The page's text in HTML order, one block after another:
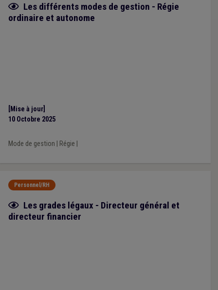
Fiche focus
Les différents modes de gestion - Régie
ordinaire et autonome
[Mise à jour]
10 Octobre 2025
Mode de gestion Régie
Personnel/RH
Fiche focus
Les grades légaux - Directeur général et
directeur financier